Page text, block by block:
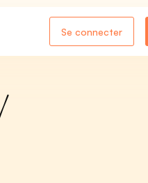
Se connecter